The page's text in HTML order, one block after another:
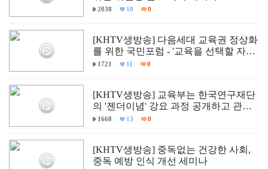
2038 18 0
[KHTV생방송] 다음세대 교육권 정상화
를 위한 국민포럼 - '교육을 선택할 자유,
다르게 배울 권리'
1721 11 0
[KHTV생방송] 교육부는 한국연구재단
의 '젠더이념' 강요 과정 공개하고 관련
자 즉각 문책하라!
1668 13 0
[KHTV생방송] 중독없는 건강한 사회,
중독 예방 인식 개선 세미나